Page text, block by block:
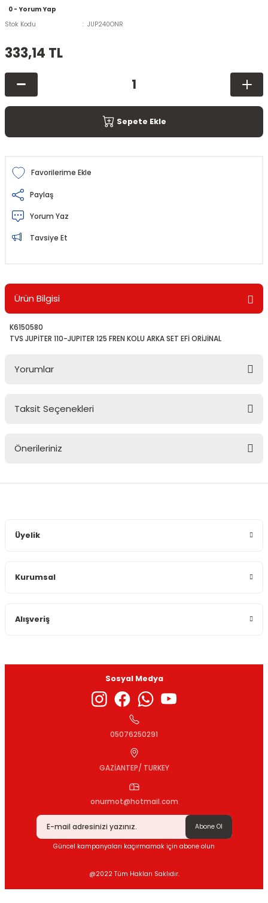
0 - Yorum Yap
Stok Kodu
JUP240ONR
333,14 TL
Sepete Ekle
Paylaş
Yorum Yaz
Tavsiye Et
Ürün Bilgisi
K6150580
TVS JUPİTER 110-JUPITER 125 FREN KOLU ARKA SET EFİ ORİJİNAL
Yorumlar
Taksit Seçenekleri
Önerileriniz
Ürün bilgilerinde hatalar bulunuyor.
Gönder
Üyelik
Kurumsal
Alışveriş
Sosyal Medya
05076250291
GAZİANTEP/ TURKEY
onurmot@hotmail.com
Abone Ol
Güncel kampanyaları kaçırmamak için abone olun
@2022 Tüm Hakları Saklıdır.